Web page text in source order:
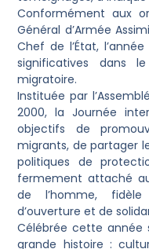
Conformément aux
Général d’Armée
Chef de l’État,
significatives dans
migratoire.
Instituée par
2000, la Journée
objectifs de
migrants, de partager
politiques de
fermement attaché
de l’homme,
d’ouverture et de
Célébrée cette année
grande histoire :